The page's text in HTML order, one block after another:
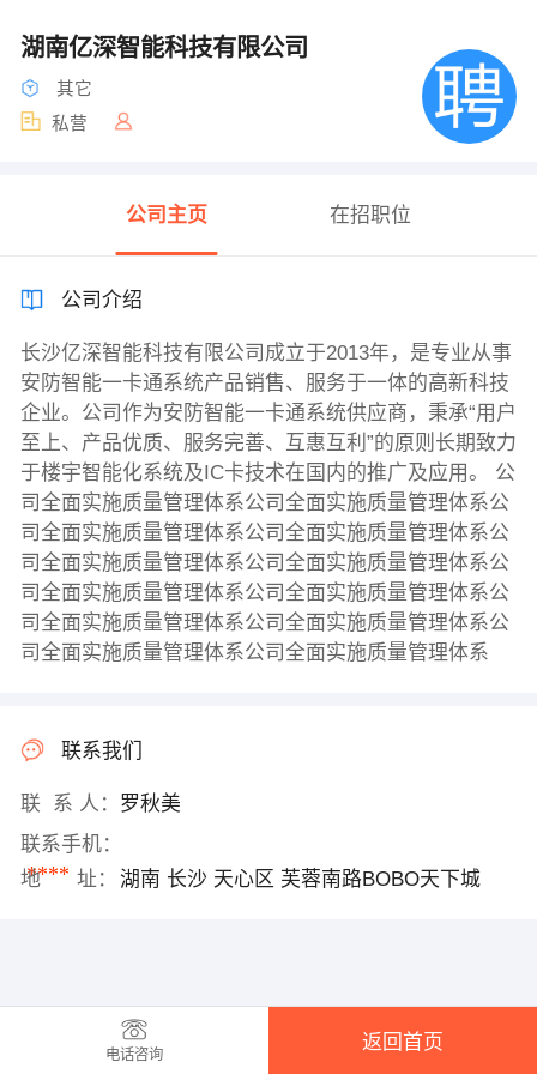
湖南亿深智能科技有限公司
其它
私营
公司主页 在招职位
公司介绍
长沙亿深智能科技有限公司成立于2013年，是专业从事
安防智能一卡通系统产品销售、服务于一体的高新科技
企业。公司作为安防智能一卡通系统供应商，秉承“用户
至上、产品优质、服务完善、互惠互利”的原则长期致力
于楼宇智能化系统及IC卡技术在国内的推广及应用。 公
司全面实施质量管理体系公司全面实施质量管理体系公
司全面实施质量管理体系公司全面实施质量管理体系公
司全面实施质量管理体系公司全面实施质量管理体系公
司全面实施质量管理体系公司全面实施质量管理体系公
司全面实施质量管理体系公司全面实施质量管理体系公
司全面实施质量管理体系公司全面实施质量管理体系
联系我们
联 系 人： 罗秋美
联系手机：
****
地 址： 湖南 长沙 天心区 芙蓉南路BOBO天下城
电话咨询
返回首页